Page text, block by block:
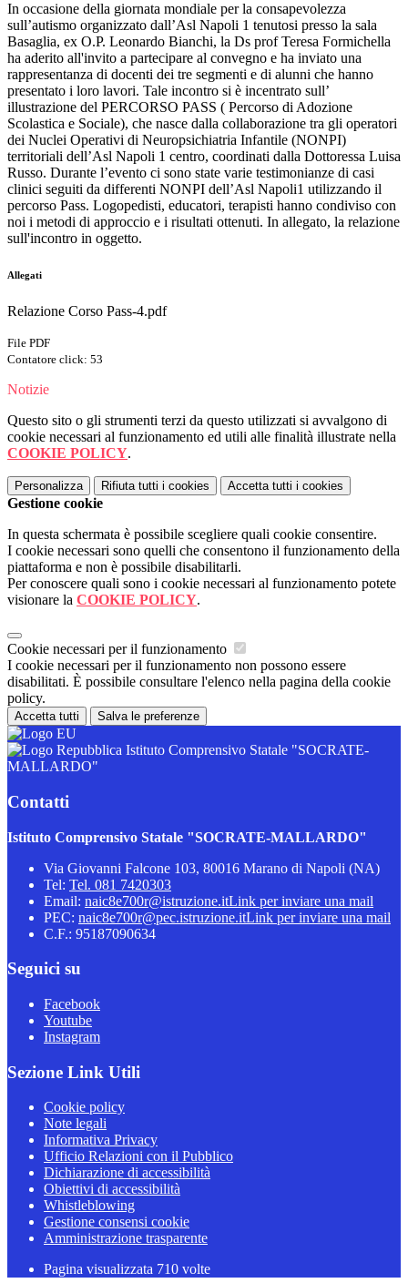
In occasione della giornata mondiale per la consapevolezza
sull’autismo organizzato dall’Asl Napoli 1 tenutosi presso la sala
Basaglia, ex O.P. Leonardo Bianchi, la Ds prof Teresa Formichella
ha aderito all'invito a partecipare al convegno e ha inviato una
rappresentanza di docenti dei tre segmenti e di alunni che hanno
presentato i loro lavori. Tale incontro si è incentrato sull’
illustrazione del PERCORSO PASS ( Percorso di Adozione
Scolastica e Sociale), che nasce dalla collaborazione tra gli operatori
dei Nuclei Operativi di Neuropsichiatria Infantile (NONPI)
territoriali dell’Asl Napoli 1 centro, coordinati dalla Dottoressa Luisa
Russo. Durante l’evento ci sono state varie testimonianze di casi
clinici seguiti da differenti NONPI dell’Asl Napoli1 utilizzando il
percorso Pass. Logopedisti, educatori, terapisti hanno condiviso con
noi i metodi di approccio e i risultati ottenuti. In allegato, la relazione
sull'incontro in oggetto.
Allegati
Relazione Corso Pass-4.pdf
File PDF
Contatore click: 53
Notizie
Questo sito o gli strumenti terzi da questo utilizzati si avvalgono di
cookie necessari al funzionamento ed utili alle finalità illustrate nella
COOKIE POLICY.
Personalizza Rifiuta tutti i cookies Accetta tutti i cookies
Gestione cookie
In questa schermata è possibile scegliere quali cookie consentire.
I cookie necessari sono quelli che consentono il funzionamento della
piattaforma e non è possibile disabilitarli.
Per conoscere quali sono i cookie necessari al funzionamento potete
visionare la COOKIE POLICY.
Cookie necessari per il funzionamento
I cookie necessari per il funzionamento non possono essere
disabilitati. È possibile consultare l'elenco nella pagina della cookie
policy.
Accetta tutti Salva le preferenze
Istituto Comprensivo Statale "SOCRATE-
MALLARDO"
Contatti
Istituto Comprensivo Statale "SOCRATE-MALLARDO"
Via Giovanni Falcone 103, 80016 Marano di Napoli (NA)
Tel: Tel. 081 7420303
Email: naic8e700r@istruzione.itLink per inviare una mail
PEC: naic8e700r@pec.istruzione.itLink per inviare una mail
C.F.: 95187090634
Seguici su
Facebook
Youtube
Instagram
Sezione Link Utili
Cookie policy
Note legali
Informativa Privacy
Ufficio Relazioni con il Pubblico
Dichiarazione di accessibilità
Obiettivi di accessibilità
Whistleblowing
Gestione consensi cookie
Amministrazione trasparente
Pagina visualizzata 710 volte